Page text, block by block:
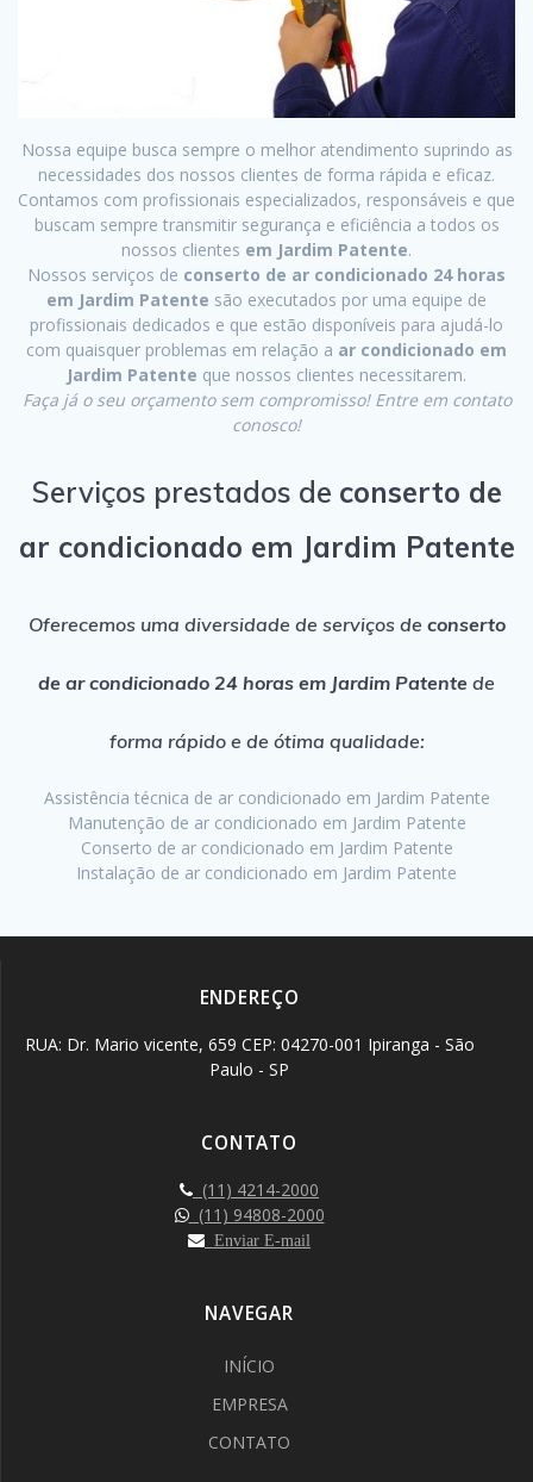
Nossa equipe busca sempre o melhor atendimento suprindo as
necessidades dos nossos clientes de forma rápida e eficaz.
Contamos com profissionais especializados, responsáveis e que
buscam sempre transmitir segurança e eficiência a todos os
nossos clientes em Jardim Patente.
Nossos serviços de conserto de ar condicionado 24 horas
em Jardim Patente são executados por uma equipe de
profissionais dedicados e que estão disponíveis para ajudá-lo
com quaisquer problemas em relação a ar condicionado em
Jardim Patente que nossos clientes necessitarem.
Faça já o seu orçamento sem compromisso! Entre em contato
conosco!
Serviços prestados de conserto de
ar condicionado em Jardim Patente
Oferecemos uma diversidade de serviços de conserto
de ar condicionado 24 horas em Jardim Patente de
forma rápido e de ótima qualidade:
Assistência técnica de ar condicionado em Jardim Patente
Manutenção de ar condicionado em Jardim Patente
Conserto de ar condicionado em Jardim Patente
Instalação de ar condicionado em Jardim Patente
ENDEREÇO
RUA: Dr. Mario vicente, 659 CEP: 04270-001 Ipiranga - São
Paulo - SP
CONTATO
(11) 4214-2000
(11) 94808-2000
Enviar E-mail
NAVEGAR
INÍCIO
EMPRESA
CONTATO